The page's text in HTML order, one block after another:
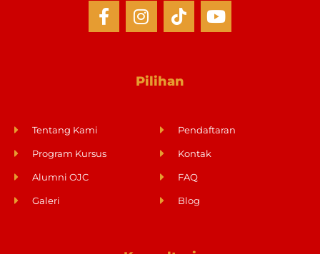
Pilihan
Tentang Kami
Program Kursus
Alumni OJC
Galeri
Pendaftaran
Kontak
FAQ
Blog